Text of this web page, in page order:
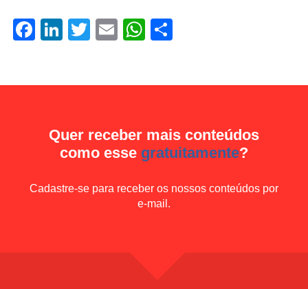
Facebook
LinkedIn
Twitter
EmailWhatsApp
Quer receber mais conteúdos
como esse gratuitamente?
Cadastre-se para receber os nossos conteúdos por
e-mail.